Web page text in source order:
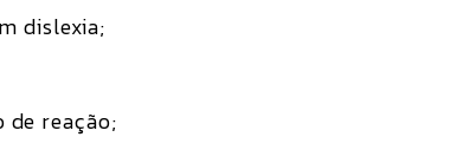
dislexia;
de reação;